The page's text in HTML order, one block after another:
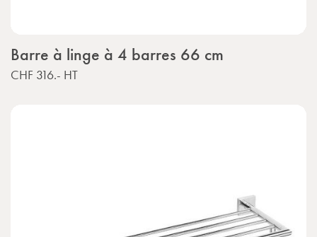
Barre à linge à 4 barres 66 cm
CHF 316.- HT